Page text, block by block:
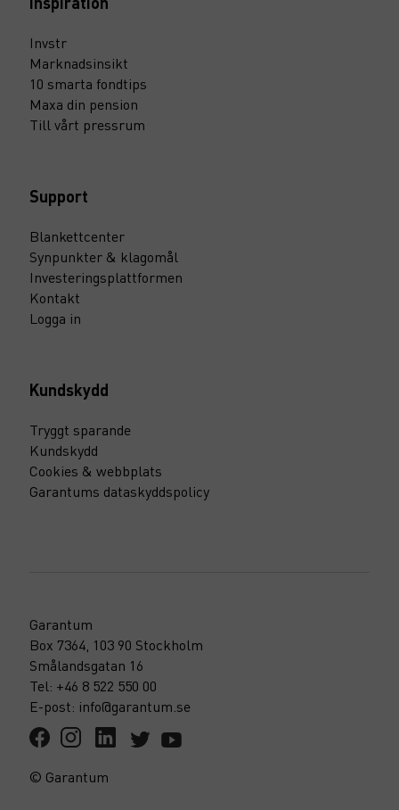
Invstr
Marknadsinsikt
10 smarta fondtips
Maxa din pension
Till vårt pressrum
Support
Blankettcenter
Synpunkter & klagomål
Investeringsplattformen
Kontakt
Logga in
Kundskydd
Tryggt sparande
Kundskydd
Cookies & webbplats
Garantums dataskyddspolicy
Garantum
Box 7364, 103 90 Stockholm
Smålandsgatan 16
Tel: +46 8 522 550 00
E-post: info@garantum.se
© Garantum